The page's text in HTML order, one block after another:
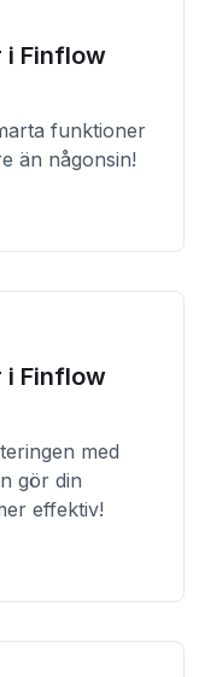
i Finflow
funktioner
än någonsin!
i Finflow
med
gör din
effektiv!